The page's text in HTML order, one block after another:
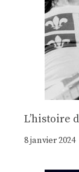
Lʼhistoire
8 janvier 2024